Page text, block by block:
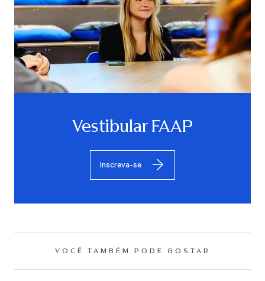
Vestibular FAAP
Inscreva-se
VOCÊ TAMBÉM PODE GOSTAR